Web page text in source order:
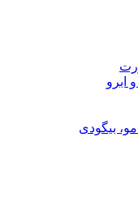
ابرو
بیگودی